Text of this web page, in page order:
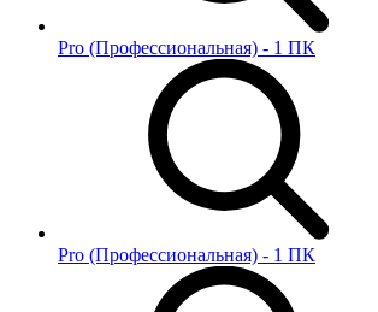
Pro (Профессиональная) - 1 ПК
Pro (Профессиональная) - 1 ПК